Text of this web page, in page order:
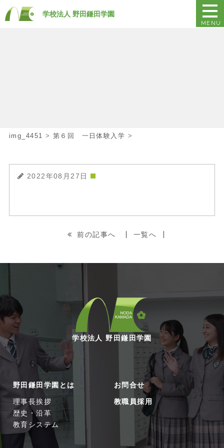
学校法人 野田鎌田学園
MENU
img_4451 > 第６回 一日体験入学 >
2022年08月27日
前の記事へ 一覧へ
学校法人 野田鎌田学園
野田鎌田学園とは
理事長挨拶
歴史・沿革
教育システム
お問合せ
教職員採用